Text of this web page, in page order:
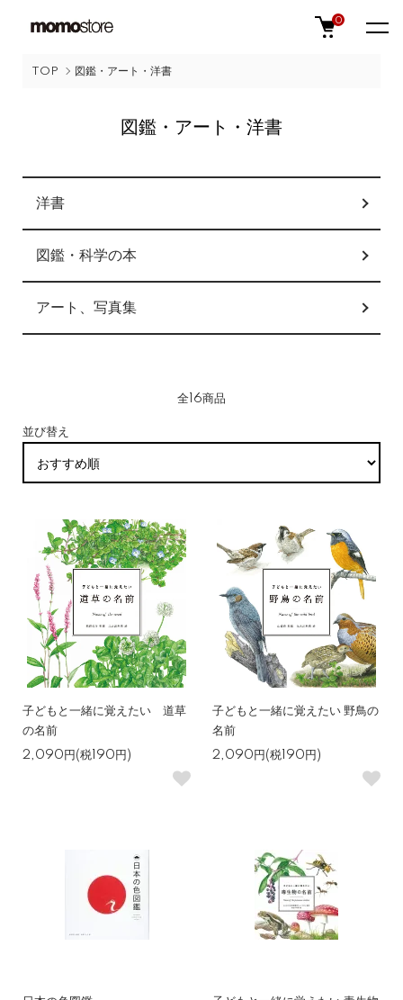
0
TOP 図鑑・アート・洋書
図鑑・アート・洋書
カテゴリー一覧
洋書
図鑑・科学の本
アート、写真集
全16商品
並び替え
子どもと一緒に覚えたい 道草
の名前
2,090円(税190円)
子どもと一緒に覚えたい 野鳥の
名前
2,090円(税190円)